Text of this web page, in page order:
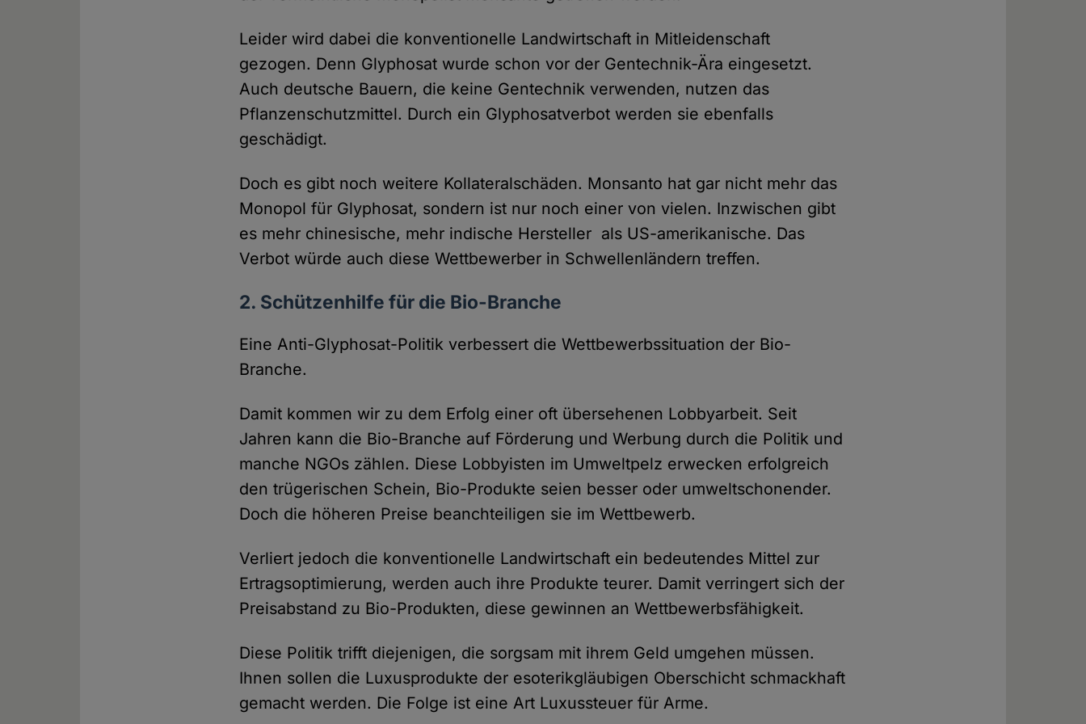
Leider wird dabei die konventionelle Landwirtschaft in Mitleidenschaft
gezogen. Denn Glyphosat wurde schon vor der Gentechnik-Ära eingesetzt.
Auch deutsche Bauern, die keine Gentechnik verwenden, nutzen das
Pflanzenschutzmittel. Durch ein Glyphosatverbot werden sie ebenfalls
geschädigt.
Doch es gibt noch weitere Kollateralschäden. Monsanto hat gar nicht mehr das
Monopol für Glyphosat, sondern ist nur noch einer von vielen. Inzwischen gibt
es mehr chinesische, mehr indische Hersteller als US-amerikanische. Das
Verbot würde auch diese Wettbewerber in Schwellenländern treffen.
2. Schützenhilfe für die Bio-Branche
Eine Anti-Glyphosat-Politik verbessert die Wettbewerbssituation der Bio-
Branche.
Damit kommen wir zu dem Erfolg einer oft übersehenen Lobbyarbeit. Seit
Jahren kann die Bio-Branche auf Förderung und Werbung durch die Politik und
manche NGOs zählen. Diese Lobbyisten im Umweltpelz erwecken erfolgreich
den trügerischen Schein, Bio-Produkte seien besser oder umweltschonender.
Doch die höheren Preise beanchteiligen sie im Wettbewerb.
Verliert jedoch die konventionelle Landwirtschaft ein bedeutendes Mittel zur
Ertragsoptimierung, werden auch ihre Produkte teurer. Damit verringert sich der
Preisabstand zu Bio-Produkten, diese gewinnen an Wettbewerbsfähigkeit.
Diese Politik trifft diejenigen, die sorgsam mit ihrem Geld umgehen müssen.
Ihnen sollen die Luxusprodukte der esoterikgläubigen Oberschicht schmackhaft
gemacht werden. Die Folge ist eine Art Luxussteuer für Arme.